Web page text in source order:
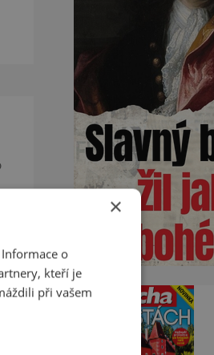
×
o
kteří je
při vašem